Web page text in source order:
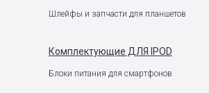
Шлейфы и запчасти для планшетов
Комплектующие ДЛЯ IPOD
Блоки питания для смартфонов